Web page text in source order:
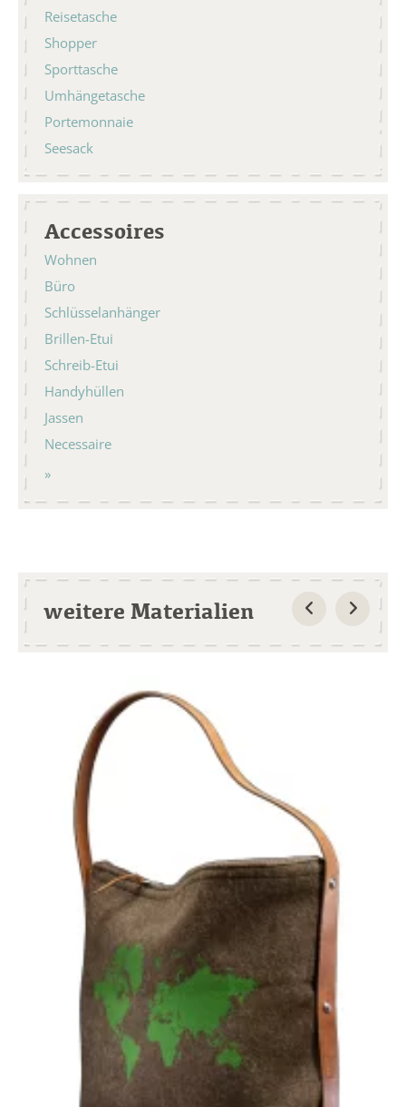
Reisetasche
Shopper
Sporttasche
Umhängetasche
Portemonnaie
Seesack
Accessoires
Wohnen
Büro
Schlüsselanhänger
Brillen-Etui
Schreib-Etui
Handyhüllen
Jassen
Necessaire
weitere Materialien